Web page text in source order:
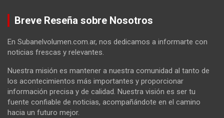
Breve Reseña sobre Nosotros
En Subanelvolumen.com.ar, nos dedicamos a informarte con
noticias frescas y relevantes.
Nuestra misión es mantener a nuestra comunidad al tanto de
los acontecimientos más importantes y proporcionar
información precisa y de calidad. Nuestra visión es ser tu
fuente confiable de noticias, acompañándote en el camino
hacia un futuro mejor.